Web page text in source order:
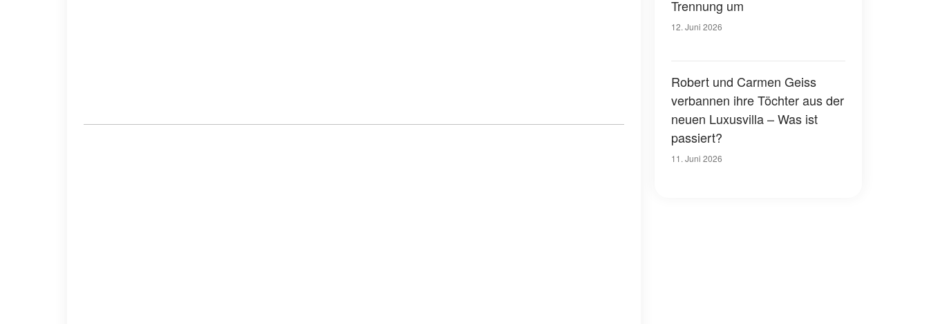
Trennung um
12. Juni 2026
Robert und Carmen Geiss
verbannen ihre Töchter aus der
neuen Luxusvilla – Was ist
passiert?
11. Juni 2026